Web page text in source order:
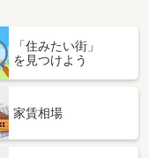
「住みたい街」
を見つけよう
家賃相場